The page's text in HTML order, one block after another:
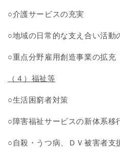
○介護サービスの充実
○地域の日常的な支え合い活動
○重点分野雇用創造事業の拡充
（４）福祉等
○生活困窮者対策
○障害福祉サービスの新体系移
○自殺・うつ病、ＤＶ被害者支